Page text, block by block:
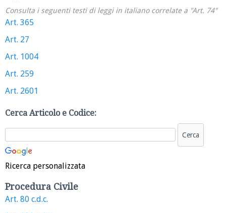
Consulta i seguenti testi di leggi in italiano correlate a "Art. 74"
Art. 365
Art. 27
Art. 1004
Art. 259
Art. 2601
Cerca Articolo e Codice:
Ricerca personalizzata
Procedura Civile
Art. 80 c.d.c.